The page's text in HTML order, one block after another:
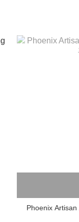
Phoenix